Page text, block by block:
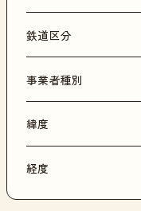
鉄道区分
事業者種別
緯度
経度